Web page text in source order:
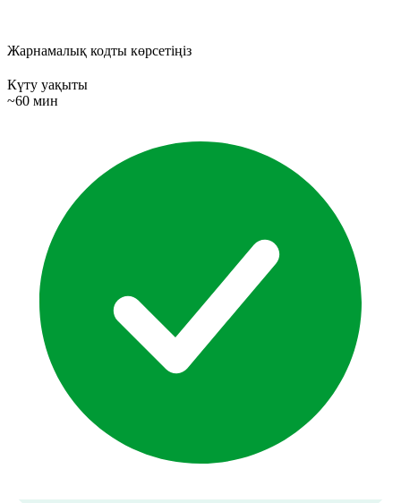
Жарнамалық кодты көрсетіңіз
Күту уақыты
~60 мин